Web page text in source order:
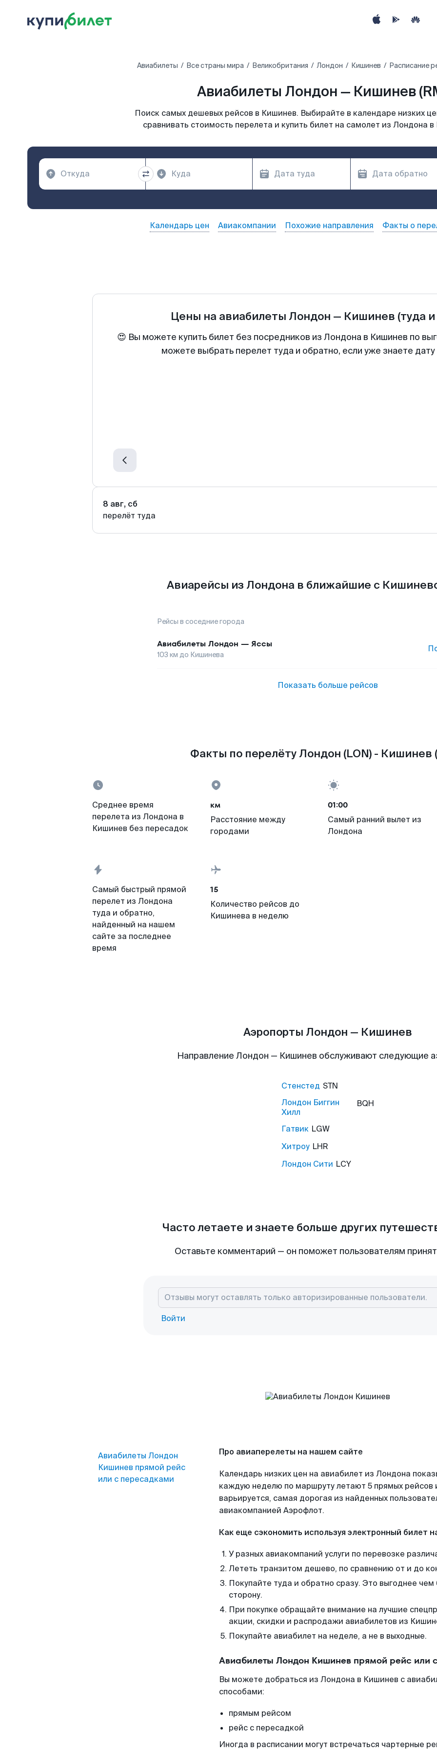
Авиабилеты Все страны мира Великобритания Лондон Кишинев Расписание
Авиабилеты Лондон — Кишинев
Поиск самых дешевых рейсов в Кишинев. Выбирайте в календаре низких
сравнивать стоимость перелета и купить билет на самолет из Лондона
Календарь цен Авиакомпании Похожие направления Факты о
Цены на авиабилеты Лондон — Кишинев (туда
😍 Вы можете купить билет без посредников из Лондона в Кишинев по
можете выбрать перелет туда и обратно, если уже знаете
8 авг, сб
перелёт туда
Авиарейсы из Лондона в ближайшие с
Рейсы в соседние города
Авиабилеты Лондон — Яссы
103 км до Кишинева
Показать больше рейсов
Факты по перелёту Лондон (LON) - Кишинев
Среднее время
перелета из Лондона в
Кишинев без пересадок
км
Расстояние между
городами
01:00
Самый ранний вылет из
Лондона
Самый быстрый прямой
перелет из Лондона
туда и обратно,
найденный на нашем
сайте за последнее
время
15
Количество рейсов до
Кишинева в неделю
Аэропорты Лондон — Кишинев
Направление Лондон — Кишинев обслуживают следующие
Стенстед STN
Лондон Биггин
Хилл
BQH
Гатвик LGW
Хитроу LHR
Лондон Сити LCY
Часто летаете и знаете больше других
Оставьте комментарий — он поможет пользователям
Войти
Авиабилеты Лондон
Кишинев прямой рейс
или с пересадками
Про авиаперелеты на нашем сайте
Календарь низких цен на авиабилет из Лондона
каждую неделю по маршруту летают 5 прямых рейсов
варьируется, самая дорогая из найденных
авиакомпанией Аэрофлот.
Как еще сэкономить используя электронный билет
У разных авиакомпаний услуги по перевозке
Лететь транзитом дешево, по сравнению от и до
Покупайте туда и обратно сразу. Это выгоднее
сторону.
При покупке обращайте внимание на лучшие
акции, скидки и распродажи авиабилетов из
Покупайте авиабилет на неделе, а не в выходные.
Авиабилеты Лондон Кишинев прямой рейс или
Вы можете добраться из Лондона в Кишинев с
способами:
прямым рейсом
рейс с пересадкой
Иногда в расписании могут встречаться чартерные